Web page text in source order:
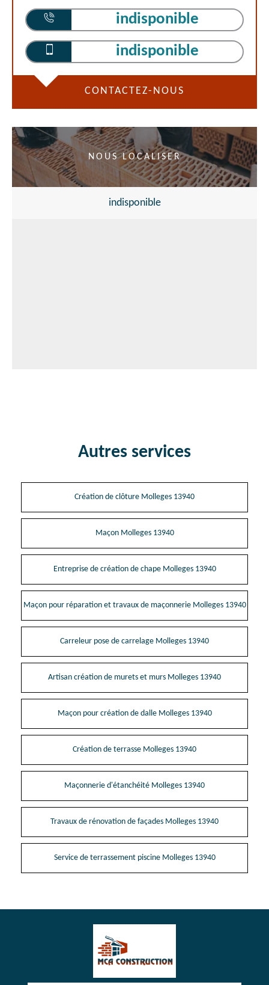
indisponible
indisponible
CONTACTEZ-NOUS
NOUS LOCALISER
indisponible
Autres services
Création de clôture Molleges 13940
Maçon Molleges 13940
Entreprise de création de chape Molleges 13940
Maçon pour réparation et travaux de maçonnerie Molleges 13940
Carreleur pose de carrelage Molleges 13940
Artisan création de murets et murs Molleges 13940
Maçon pour création de dalle Molleges 13940
Création de terrasse Molleges 13940
Maçonnerie d'étanchéité Molleges 13940
Travaux de rénovation de façades Molleges 13940
Service de terrassement piscine Molleges 13940